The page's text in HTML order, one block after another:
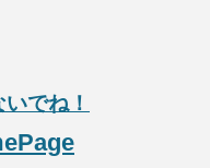
でね！